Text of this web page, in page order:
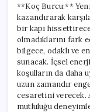
**Koç Burcu:**
kazandırarak
bir kapı
olmadıklarını fark
bilgece, odaklı ve
sunacak. İçsel
koşulların da daha
uzun zamandır
cesaretini verecek.
mutluluğu